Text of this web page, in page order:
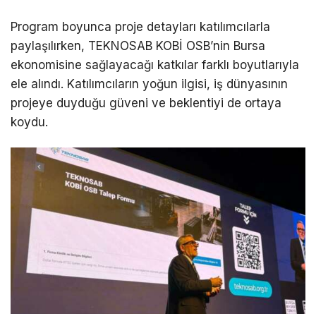
Program boyunca proje detayları katılımcılarla
paylaşılırken, TEKNOSAB KOBİ OSB’nin Bursa
ekonomisine sağlayacağı katkılar farklı boyutlarıyla
ele alındı. Katılımcıların yoğun ilgisi, iş dünyasının
projeye duyduğu güveni ve beklentiyi de ortaya
koydu.